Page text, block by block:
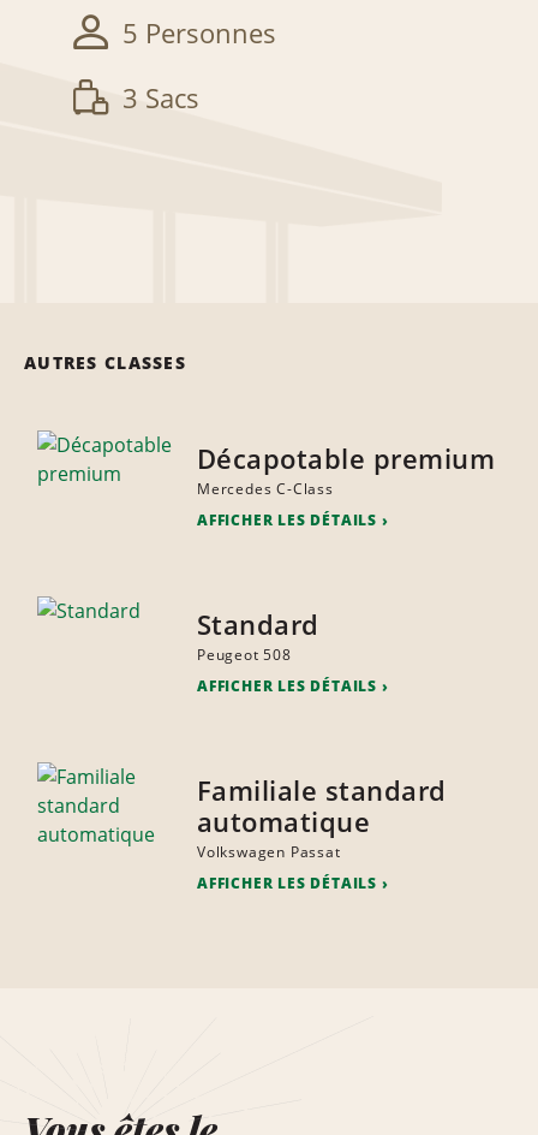
5 Personnes
3 Sacs
AUTRES CLASSES
Décapotable premium
Mercedes C-Class
AFFICHER LES DÉTAILS
Standard
Peugeot 508
AFFICHER LES DÉTAILS
Familiale standard
automatique
Volkswagen Passat
AFFICHER LES DÉTAILS